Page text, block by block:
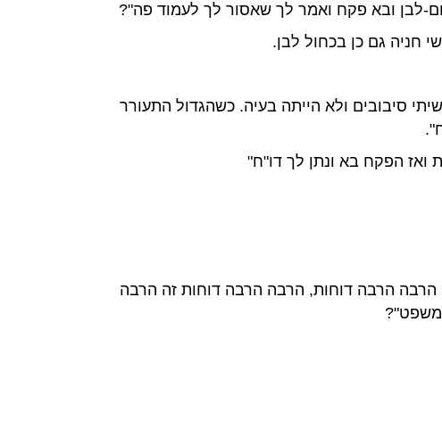
לבן ובא פקח ואמר לך שאסור לך לעמוד פה"?
חניה גם כן בכחול לבן.
סיבובים ולא הייתה בעיה. כשהגדול התעורר
ואז הפקח בא ונתן לך דו"ח"
הרבה דוחות, הרבה הרבה דוחות זה הרבה
משפט"?